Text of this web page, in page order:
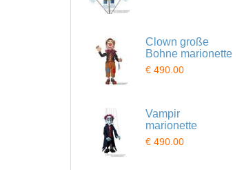
Clown große
Bohne marionette
€ 490.00
Vampir
marionette
€ 490.00